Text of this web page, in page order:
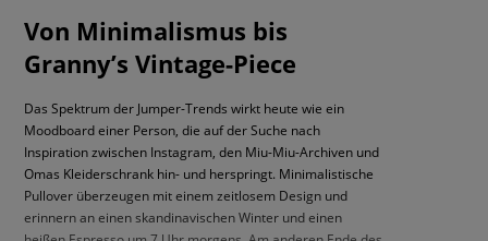
Von Minimalismus bis
Granny’s Vintage-Piece
Das Spektrum der Jumper-Trends wirkt heute wie ein
Moodboard einer Person, die auf der Suche nach
Inspiration zwischen Instagram, den Miu-Miu-Archiven und
Omas Kleiderschrank hin- und herspringt. Minimalistische
Pullover überzeugen mit einem zeitlosem Design und
erinnern an einen skandinavischen Winter und einen